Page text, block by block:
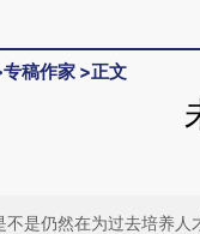
专稿作家 >正文
不是仍然在为过去培养人